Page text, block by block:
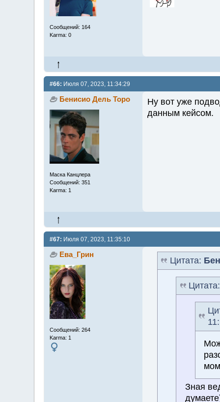
Сообщений: 164
Karma: 0
#66: Июля 07, 2023, 11:34:29
Бенисио Дель Торо
Маска Канцлера
Сообщений: 351
Karma: 1
Ну вот уже
данным кейсом.
#67: Июля 07, 2023, 11:35:10
Ева_Грин
Сообщений: 264
Karma: 1
Цитата:
Зная